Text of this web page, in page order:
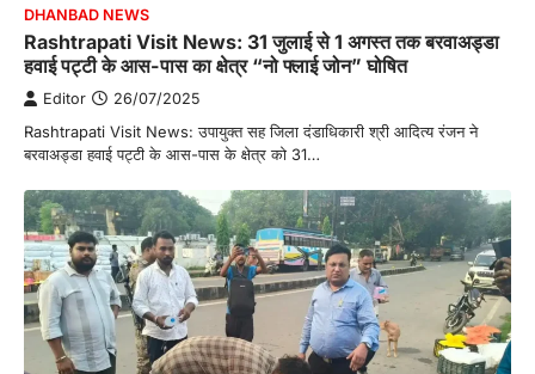
DHANBAD NEWS
Rashtrapati Visit News: 31 जुलाई से 1 अगस्त तक बरवाअड्डा
हवाई पट्टी के आस-पास का क्षेत्र “नो फ्लाई जोन” घोषित
Editor 26/07/2025
Rashtrapati Visit News: उपायुक्त सह जिला दंडाधिकारी श्री आदित्य रंजन ने
बरवाअड्डा हवाई पट्टी के आस-पास के क्षेत्र को 31…